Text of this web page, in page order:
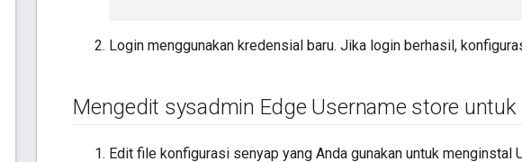
Login menggunakan kredensial baru. Jika login berhasil,
Mengedit sysadmin Edge Username store
Edit file konfigurasi senyap yang Anda gunakan untuk menginstal